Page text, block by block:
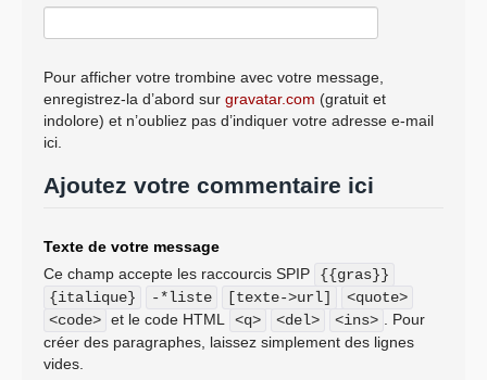
Pour afficher votre trombine avec votre message,
enregistrez-la d’abord sur gravatar.com (gratuit et
indolore) et n’oubliez pas d’indiquer votre adresse e-mail
ici.
Ajoutez votre commentaire ici
Texte de votre message
Ce champ accepte les raccourcis SPIP
{{gras}}
{italique}
-*liste [texte->url]
<quote>
<code> et le code HTML <q> <del> <ins>
. Pour
créer des paragraphes, laissez simplement des lignes
vides.